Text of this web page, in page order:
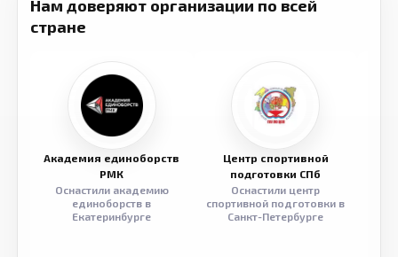
Нам доверяют организации по всей
стране
Академия единоборств
РМК
Оснастили академию
единоборств в
Екатеринбурге
Центр спортивной
подготовки СПб
Оснастили центр
спортивной подготовки в
Санкт-Петербурге